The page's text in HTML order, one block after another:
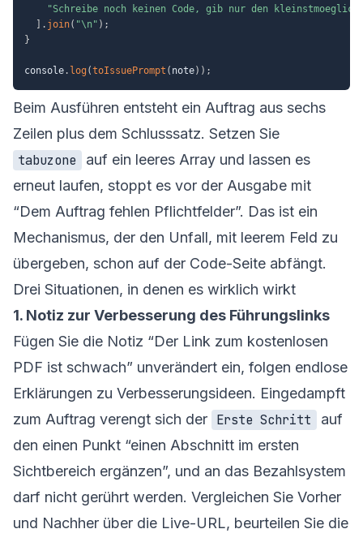
"Schreibe noch keinen Code, gib nur den
. join( "\n" ) ;
}
console. log (toIssuePrompt ( note) ) ;
Beim Ausführen entsteht ein Auftrag aus sechs
Zeilen plus dem Schlusssatz. Setzen Sie
tabuzone
auf ein leeres Array und lassen es
erneut laufen, stoppt es vor der Ausgabe mit
“Dem Auftrag fehlen Pflichtfelder”. Das ist ein
Mechanismus, der den Unfall, mit leerem Feld zu
übergeben, schon auf der Code-Seite abfängt.
Drei Situationen, in denen es wirklich wirkt
1. Notiz zur Verbesserung des Führungslinks
Fügen Sie die Notiz “Der Link zum kostenlosen
PDF ist schwach” unverändert ein, folgen endlose
Erklärungen zu Verbesserungsideen. Eingedampft
zum Auftrag verengt sich der Erste Schritt
auf
den einen Punkt “einen Abschnitt im ersten
Sichtbereich ergänzen”, und an das Bezahlsystem
darf nicht gerührt werden. Vergleichen Sie Vorher
und Nachher über die Live-URL, beurteilen Sie die